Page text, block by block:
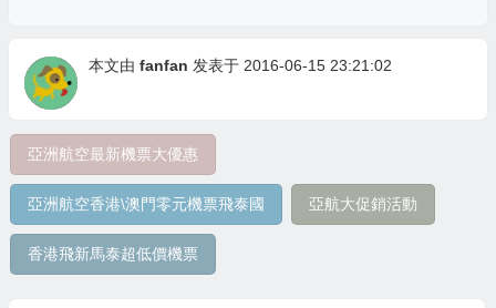
本文由 fanfan 发表于 2016-06-15 23:21:02
亞洲航空最新機票大優惠
亞洲航空香港\澳門零元機票飛泰國 亞航大促銷活動
香港飛新馬泰超低價機票